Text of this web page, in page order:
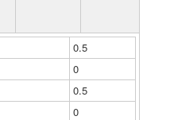
0.5
0
0.5
0